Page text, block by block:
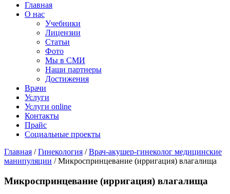
Главная
О нас
Учебники
Лицензии
Статьи
Фото
Мы в СМИ
Наши партнеры
Достижения
Врачи
Услуги
Услуги online
Контакты
Прайс
Социальные проекты
Главная /Гинекология /Врач-акушер-гинеколог медицинские
манипуляции / Микроспринцевание (ирригация) влагалища
Микроспринцевание (ирригация) влагалища